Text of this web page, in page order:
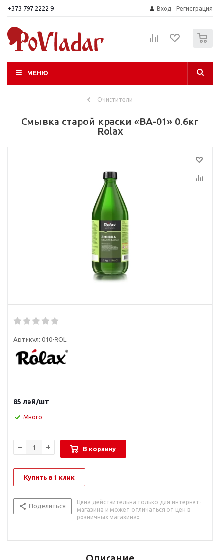
+373 797 2222 9 Вход Регистрация
МЕНЮ
Очистители
Смывка старой краски «ВА-01» 0.6кг
Rolax
Артикул: 010-ROL
85 лей/шт
Много
В корзину
Купить в 1 клик
Поделиться
Цена действительна только для интернет-
магазина и может отличаться от цен в
розничных магазинах